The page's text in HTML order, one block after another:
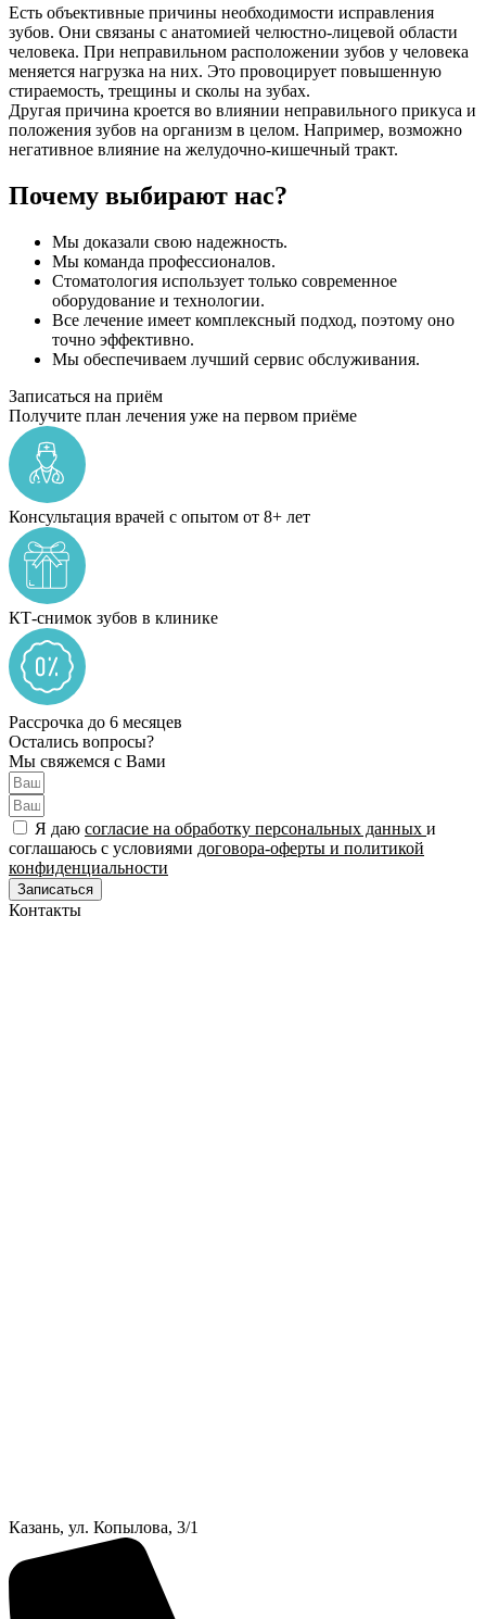
Есть объективные причины необходимости исправления
зубов. Они связаны с анатомией челюстно-лицевой области
человека. При неправильном расположении зубов у человека
меняется нагрузка на них. Это провоцирует повышенную
стираемость, трещины и сколы на зубах.
Другая причина кроется во влиянии неправильного прикуса и
положения зубов на организм в целом. Например, возможно
негативное влияние на желудочно-кишечный тракт.
Почему выбирают нас?
Мы доказали свою надежность.
Мы команда профессионалов.
Стоматология использует только современное
оборудование и технологии.
Все лечение имеет комплексный подход, поэтому оно
точно эффективно.
Мы обеспечиваем лучший сервис обслуживания.
Записаться на приём
Получите план лечения уже на первом приёме
Консультация врачей с опытом от 8+ лет
КТ-снимок зубов в клинике
Рассрочка до 6 месяцев
Остались вопросы?
Мы свяжемся с Вами
Я даю согласие на обработку персональных данных и
соглашаюсь с условиями договора-оферты и политикой
конфиденциальности
Записаться
Контакты
Казань, ул. Копылова, 3/1